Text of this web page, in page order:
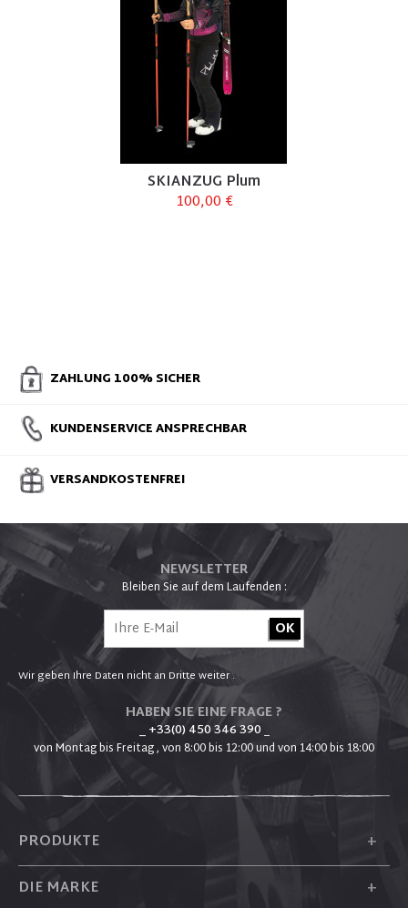
SKIANZUG Plum
100,00 €
ZAHLUNG 100% SICHER
KUNDENSERVICE ANSPRECHBAR
VERSANDKOSTENFREI
NEWSLETTER
Bleiben Sie auf dem Laufenden :
Wir geben Ihre Daten nicht an Dritte weiter .
HABEN SIE EINE FRAGE ?
_ +33(0) 450 346 390_
von Montag bis Freitag , von 8:00 bis 12:00 und von 14:00 bis 18:00
PRODUKTE +
DIE MARKE +